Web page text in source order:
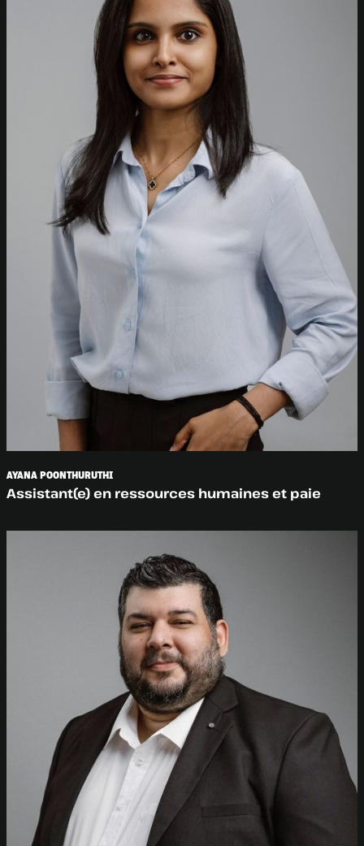
AYANA POONTHURUTHI
Assistant(e) en ressources humaines et paie